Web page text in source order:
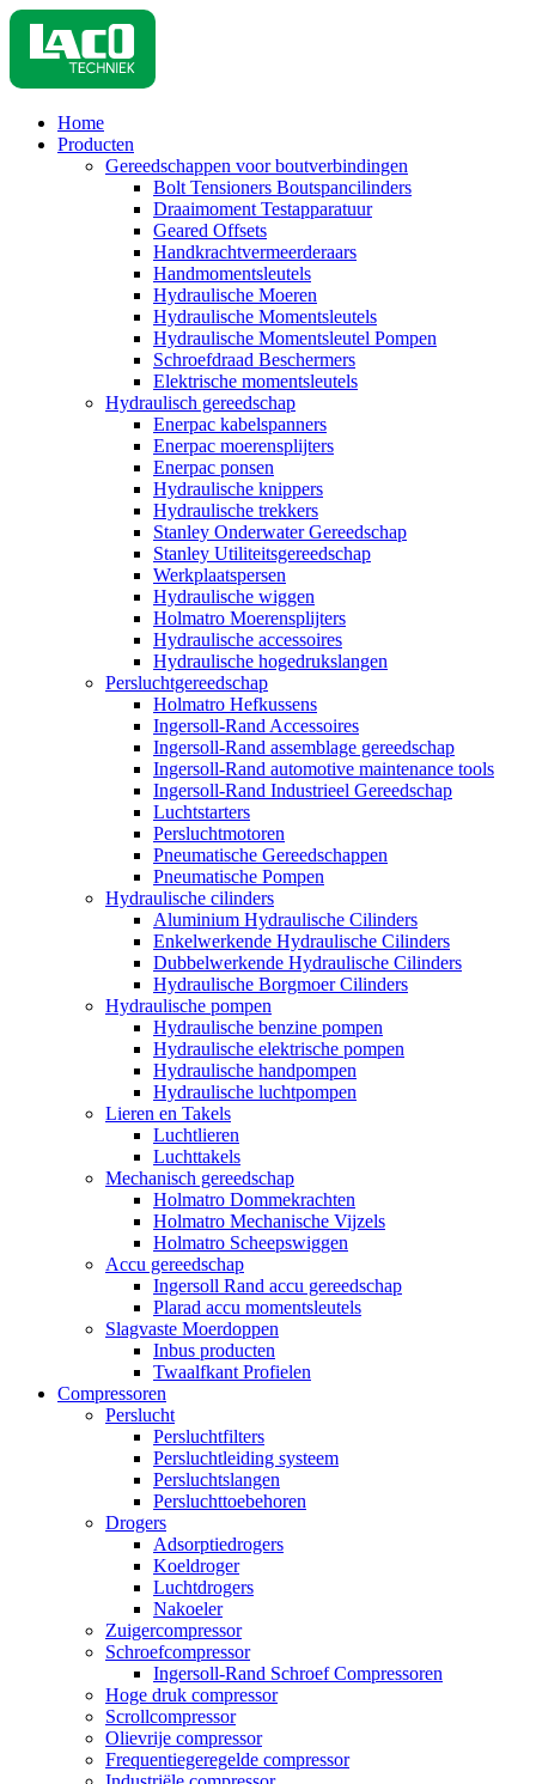
Home
Producten
Gereedschappen voor boutverbindingen
Bolt Tensioners Boutspancilinders
Draaimoment Testapparatuur
Geared Offsets
Handkrachtvermeerderaars
Handmomentsleutels
Hydraulische Moeren
Hydraulische Momentsleutels
Hydraulische Momentsleutel Pompen
Schroefdraad Beschermers
Elektrische momentsleutels
Hydraulisch gereedschap
Enerpac kabelspanners
Enerpac moerensplijters
Enerpac ponsen
Hydraulische knippers
Hydraulische trekkers
Stanley Onderwater Gereedschap
Stanley Utiliteitsgereedschap
Werkplaatspersen
Hydraulische wiggen
Holmatro Moerensplijters
Hydraulische accessoires
Hydraulische hogedrukslangen
Persluchtgereedschap
Holmatro Hefkussens
Ingersoll-Rand Accessoires
Ingersoll-Rand assemblage gereedschap
Ingersoll-Rand automotive maintenance tools
Ingersoll-Rand Industrieel Gereedschap
Luchtstarters
Persluchtmotoren
Pneumatische Gereedschappen
Pneumatische Pompen
Hydraulische cilinders
Aluminium Hydraulische Cilinders
Enkelwerkende Hydraulische Cilinders
Dubbelwerkende Hydraulische Cilinders
Hydraulische Borgmoer Cilinders
Hydraulische pompen
Hydraulische benzine pompen
Hydraulische elektrische pompen
Hydraulische handpompen
Hydraulische luchtpompen
Lieren en Takels
Luchtlieren
Luchttakels
Mechanisch gereedschap
Holmatro Dommekrachten
Holmatro Mechanische Vijzels
Holmatro Scheepswiggen
Accu gereedschap
Ingersoll Rand accu gereedschap
Plarad accu momentsleutels
Slagvaste Moerdoppen
Inbus producten
Twaalfkant Profielen
Compressoren
Perslucht
Persluchtfilters
Persluchtleiding systeem
Persluchtslangen
Persluchttoebehoren
Drogers
Adsorptiedrogers
Koeldroger
Luchtdrogers
Nakoeler
Zuigercompressor
Schroefcompressor
Ingersoll-Rand Schroef Compressoren
Hoge druk compressor
Scrollcompressor
Olievrije compressor
Frequentiegeregelde compressor